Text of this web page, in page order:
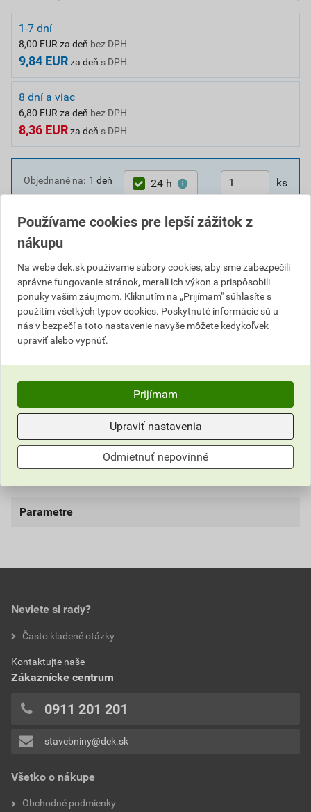
1-7 dní
8,00 EUR za deň bez DPH
9,84 EURza deň s DPH
8 dní a viac
6,80 EUR za deň bez DPH
8,36 EURza deň s DPH
Objednané na: 1 deň 24 h ks
8,00 EUR celkom bez DPH
9,84 Objednať
K dispozícii aspoň v jednej požičovni.
Vyberte najbližšiu požičovňu.
Číslo položky:PSK0264; PP00458
Prenosný priemyselný ventilátor s možnosťou
pripojenia nasávacej/odvádzacej hadici.Vhodný na
vysúšanie a výmenu vzduchu v priestoroch stavby.
Podporuje činnosť odvhlčovačov a ohrievačov.
Parametre
Všetko o nákupe
Obchodné podmienky
Neviete si rady?
Často kladené otázky
Kontaktujte naše
Zákaznícke centrum
0911 201 201
stavebniny@dek.sk
Používame cookies pre lepší zážitok z
nákupu
Na webe dek.sk používame súbory cookies, aby sme zabezpečili
správne fungovanie stránok, merali ich výkon a prispôsobili
ponuky vašim záujmom. Kliknutím na „Prijímam" súhlasíte s
použitím všetkých typov cookies. Poskytnuté informácie sú u
nás v bezpečí a toto nastavenie navyše môžete kedykoľvek
upraviť alebo vypnúť.
Prijímam
Upraviť nastavenia
Odmietnuť nepovinné